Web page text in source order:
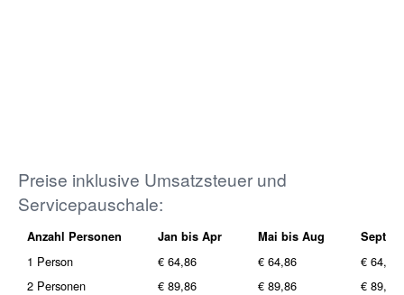
Preise inklusive Umsatzsteuer und
Servicepauschale:
Anzahl Personen Jan bis Apr Mai bis Aug Sept
1 Person € 64,86 € 64,86
€ 64,86
2 Personen
€ 89,86 € 89,86
€ 89,86